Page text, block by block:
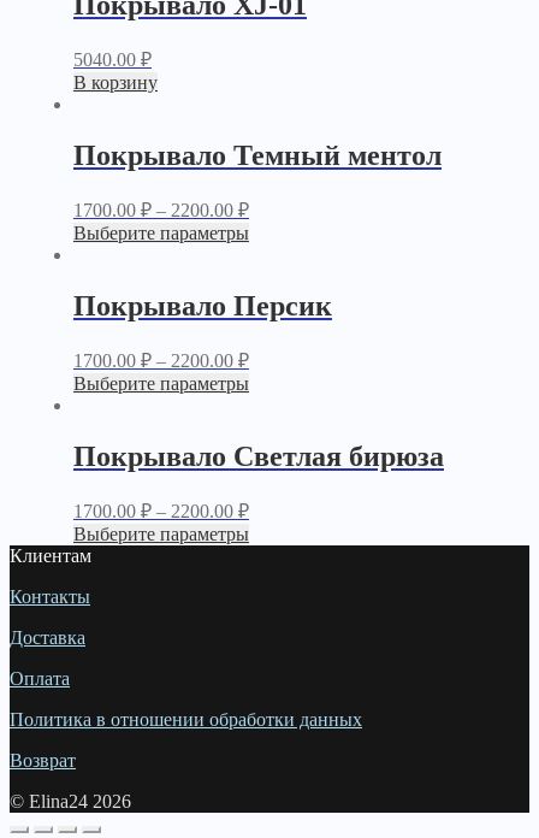
5040.00 ₽
В корзину
Покрывало Темный ментол
1700.00 ₽– 2200.00 ₽
Выберите параметры
Покрывало Персик
1700.00 ₽– 2200.00 ₽
Выберите параметры
Покрывало Светлая бирюза
1700.00 ₽– 2200.00 ₽
Выберите параметры
Клиентам
Контакты
Доставка
Оплата
Политика в отношении обработки данных
Возврат
© Elina24 2026